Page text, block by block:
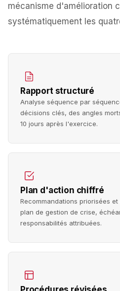
mécanisme d'amélioration
systématiquement les
Rapport structuré
Analyse séquence par
décisions clés, des angles
10 jours après l'exercice.
Plan d'action chiffré
Recommandations priorisées
plan de gestion de crise,
responsabilités attribuées.